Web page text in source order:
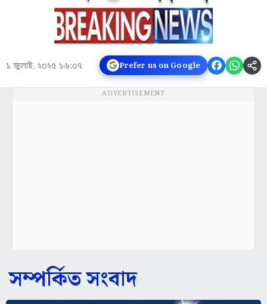
১ জুলাই, ২০২৫ ১৬:০৭ Prefer us on Google
ADVERTISEMENT
সম্পর্কিত সংবাদ